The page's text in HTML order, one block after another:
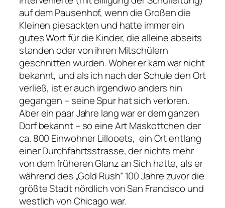
auf dem Pausenhof, wenn die Großen die
Kleinen piesackten und hatte immer ein
gutes Wort für die Kinder, die alleine abseits
standen oder von ihren Mitschülern
geschnitten wurden. Woher er kam war nicht
bekannt, und als ich nach der Schule den Ort
verließ, ist er auch irgendwo anders hin
gegangen – seine Spur hat sich verloren.
Aber ein paar Jahre lang war er dem ganzen
Dorf bekannt – so eine Art Maskottchen der
ca. 800 Einwohner Lillooets, ein Ort entlang
einer Durchfahrtsstrasse, der nichts mehr
von dem früheren Glanz an Sich hatte, als er
während des „Gold Rush“ 100 Jahre zuvor die
größte Stadt nördlich von San Francisco und
westlich von Chicago war.